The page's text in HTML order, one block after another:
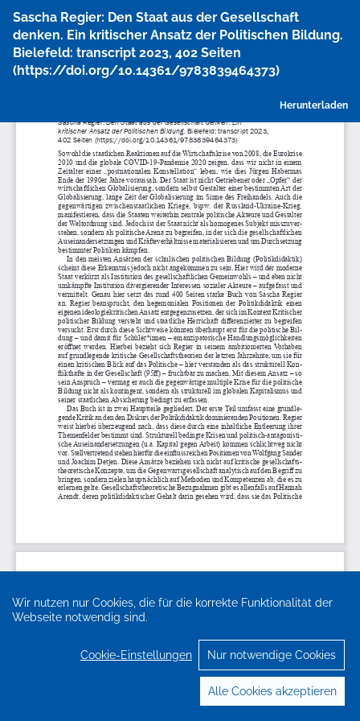
Wir nutzen nur Cookies, die für die korrekte Funktionalität der
Webseite notwendig sind.
Cookie-Einstellungen Nur notwendige Cookies
Alle Cookies akzeptieren
Artikeldetails
zurückkehren
Sascha Regier: Den Staat aus der Gesellschaft
denken. Ein kritischer Ansatz der Politischen Bildung.
Bielefeld: transcript 2023, 402 Seiten
(https://doi.org/10.14361/9783839464373)
Herunterladen